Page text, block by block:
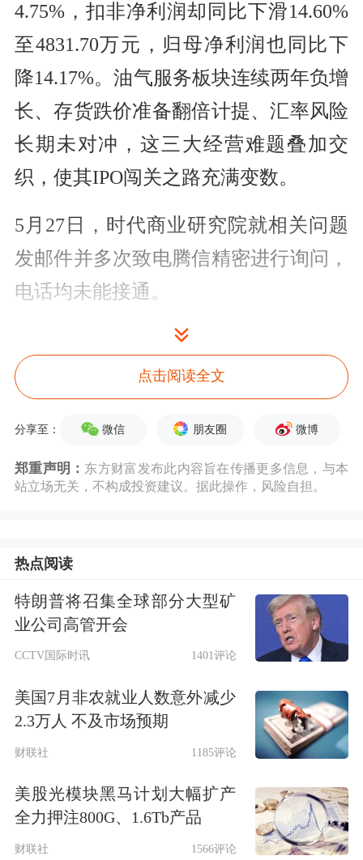
4.75%，扣非净利润却同比下滑14.60%
至4831.70万元，归母净利润也同比下
降14.17%。油气服务板块连续两年负增
长、存货跌价准备翻倍计提、汇率风险
长期未对冲，这三大经营难题叠加交
织，使其IPO闯关之路充满变数。
5月27日，时代商业研究院就相关问题
发邮件并多次致电腾信精密进行询问，
电话均未能接通。
”，汇兑损失拖累利润
对于2026年第一季度增收不增利，腾信
精密给出的解释是“美元汇率走弱产生
外销售收入占营业收入的比例分别为
84.71%、82.09%和82.10%，且与境外
客户一般以美元结算。
显著影响，其汇兑损益从2023年的收益
562.59万元降至2024年的收益368.11万
元，到2025年已转为损失741.20万元。
2026年该趋势仍在恶化，公司预计2026
年上半年汇兑损失将达1700万～1800万
点击阅读全文
分享至： 微信 朋友圈 微博
郑重声明： 东方财富发布此内容旨在传播更多信息，与本
站立场无关，不构成投资建议。据此操作，风险自担。
热点阅读
特朗普将召集全球部分大型矿
业公司高管开会
CCTV国际时讯 1401评论
美国7月非农就业人数意外减少
2.3万人 不及市场预期
财联社 1185评论
美股光模块黑马计划大幅扩产
全力押注800G、1.6Tb产品
财联社 1566评论